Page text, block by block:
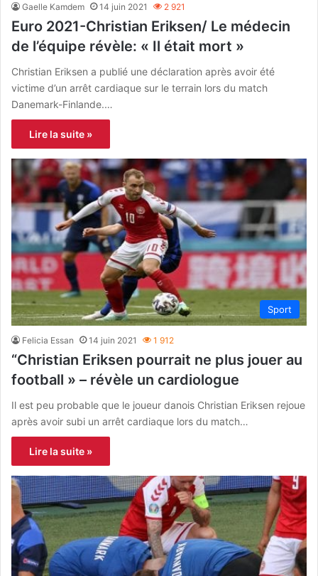
Gaelle Kamdem 14 juin 2021 2 921
Euro 2021-Christian Eriksen/ Le médecin
de l’équipe révèle: « Il était mort »
Christian Eriksen a publié une déclaration après avoir été
victime d’un arrêt cardiaque sur le terrain lors du match
Danemark-Finlande.…
Lire la suite »
Sport
Felicia Essan 14 juin 2021 1 912
“Christian Eriksen pourrait ne plus jouer au
football » – révèle un cardiologue
Il est peu probable que le joueur danois Christian Eriksen rejoue
après avoir subi un arrêt cardiaque lors du match…
Lire la suite »